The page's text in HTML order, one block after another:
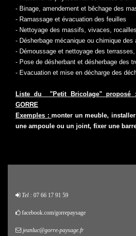
- Binage, amendement et bêchage des
- Ramassage et évacuation des feuilles
- Nettoyage des massifs, vivaces,
- Désherbage mécanique ou chimique des
- Démoussage et nettoyage des
- Pose de désherbant et désherbage des
- Evacuation et mise en décharge des
Liste du "Petit Bricolage" proposé
GORRE
Exemples :monter un meuble,
une ampoule ou un joint, fixer une
Tel : 07 66 17 91 59
facebook.com/gorrepaysage
jeanluc@gorre-paysage.fr